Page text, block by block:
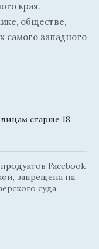
края.
обществе,
самого западного
старше 18
Facebook
запрещена на
суда